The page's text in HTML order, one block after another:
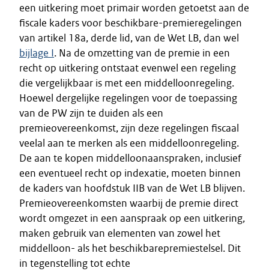
een uitkering moet primair worden getoetst aan de
fiscale kaders voor beschikbare-premieregelingen
van artikel 18a, derde lid, van de Wet LB, dan wel
bijlage I. Na de omzetting van de premie in een
recht op uitkering ontstaat evenwel een regeling
die vergelijkbaar is met een middelloonregeling.
Hoewel dergelijke regelingen voor de toepassing
van de PW zijn te duiden als een
premieovereenkomst, zijn deze regelingen fiscaal
veelal aan te merken als een middelloonregeling.
De aan te kopen middelloonaanspraken, inclusief
een eventueel recht op indexatie, moeten binnen
de kaders van hoofdstuk IIB van de Wet LB blijven.
Premieovereenkomsten waarbij de premie direct
wordt omgezet in een aanspraak op een uitkering,
maken gebruik van elementen van zowel het
middelloon- als het beschikbarepremiestelsel. Dit
in tegenstelling tot echte